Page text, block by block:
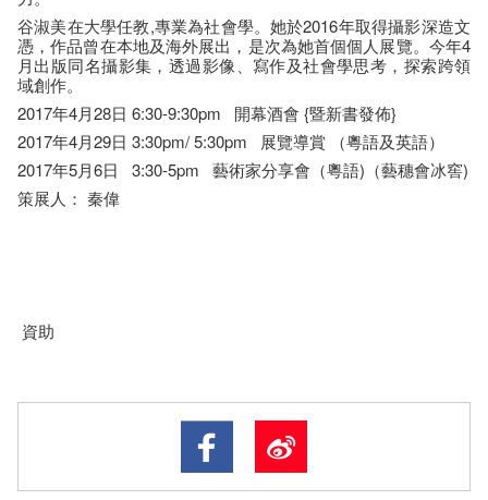
谷淑美在大學任教,專業為社會學。她於2016年取得攝影深造文
憑，作品曾在本地及海外展出，是次為她首個個人展覽。今年4
月出版同名攝影集，透過影像、寫作及社會學思考，探索跨領
域創作。
2017年4月28日 6:30-9:30pm 開幕酒會 {暨新書發佈}
2017年4月29日 3:30pm/ 5:30pm 展覽導賞 （粵語及英語）
2017年5月6日 3:30-5pm 藝術家分享會（粵語)（藝穗會冰窖)
策展人： 秦偉
資助